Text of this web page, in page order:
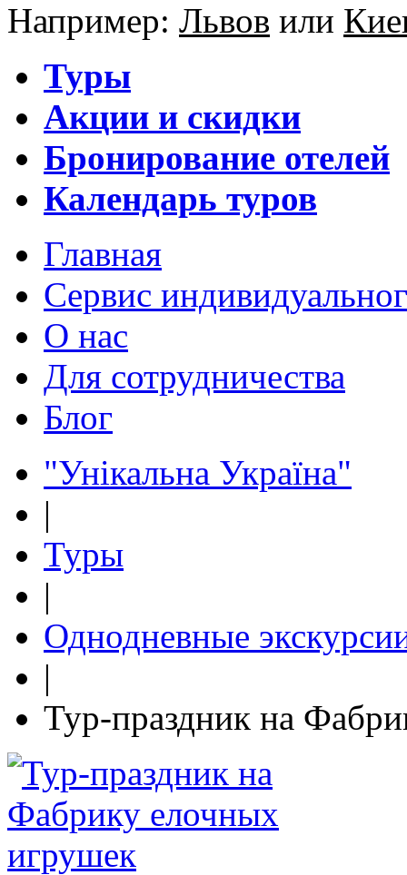
Например: Львов или
Туры
Акции и скидки
Бронирование отелей
Календарь туров
Главная
Сервис
О нас
Для сотрудничества
Блог
"Унікальна Україна"
|
Туры
|
Однодневные
|
Тур-праздник на